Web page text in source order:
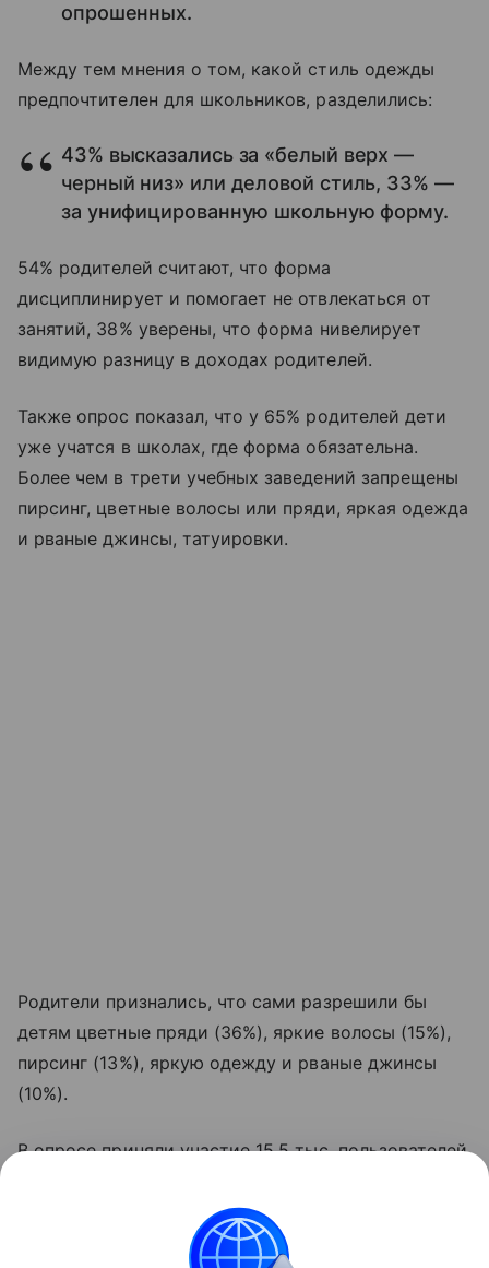
опрошенных.
Между тем мнения о том, какой стиль одежды
предпочтителен для школьников, разделились:
43% высказались за «белый верх —
черный низ» или деловой стиль, 33% —
за унифицированную школьную форму.
54% родителей считают, что форма
дисциплинирует и помогает не отвлекаться от
занятий, 38% уверены, что форма нивелирует
видимую разницу в доходах родителей.
Также опрос показал, что у 65% родителей дети
уже учатся в школах, где форма обязательна.
Более чем в трети учебных заведений запрещены
пирсинг, цветные волосы или пряди, яркая одежда
и рваные джинсы, татуировки.
Родители признались, что сами разрешили бы
детям цветные пряди (36%), яркие волосы (15%),
пирсинг (13%), яркую одежду и рваные джинсы
(10%).
В опросе приняли участие 15,5 тыс. пользователей
За что ученика могут не пустить в